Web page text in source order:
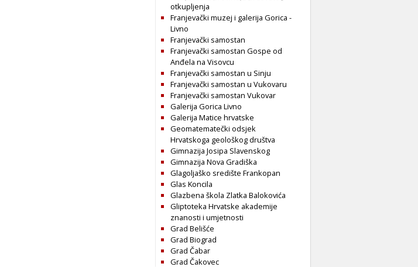
otkupljenja
Franjevački muzej i galerija Gorica -
Livno
Franjevački samostan
Franjevački samostan Gospe od
Anđela na Visovcu
Franjevački samostan u Sinju
Franjevački samostan u Vukovaru
Franjevački samostan Vukovar
Galerija Gorica Livno
Galerija Matice hrvatske
Geomatematečki odsjek
Hrvatskoga geološkog društva
Gimnazija Josipa Slavenskog
Gimnazija Nova Gradiška
Glagoljaško središte Frankopan
Glas Koncila
Glazbena škola Zlatka Balokovića
Gliptoteka Hrvatske akademije
znanosti i umjetnosti
Grad Belišće
Grad Biograd
Grad Čabar
Grad Čakovec